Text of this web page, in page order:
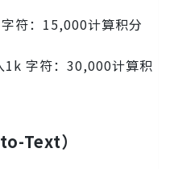
符：15,000计算积分
字符：30,000计算积
Text）